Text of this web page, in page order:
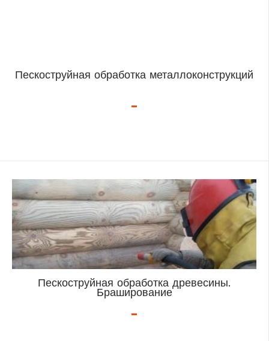
Пескоструйная обработка металлоконструкций
Пескоструйная обработка древесины.
Браширование